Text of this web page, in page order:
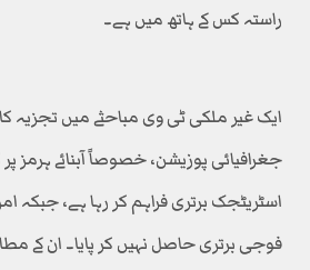
راستہ کس کے ہاتھ میں ہے۔
ایک غیر ملکی ٹی وی مباحثے میں تجزیہ
جغرافیائی پوزیشن، خصوصاً آبنائے ہرمز
اسٹریٹجک برتری فراہم کر رہا ہے، جبکہ
فوجی برتری حاصل نہیں کر پایا۔ ان کے